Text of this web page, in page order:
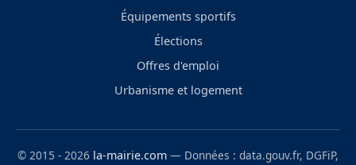
Équipements sportifs
Élections
Offres d'emploi
Urbanisme et logement
© 2015 - 2026 la-mairie.com — Données : data.gouv.fr, DGFiP,